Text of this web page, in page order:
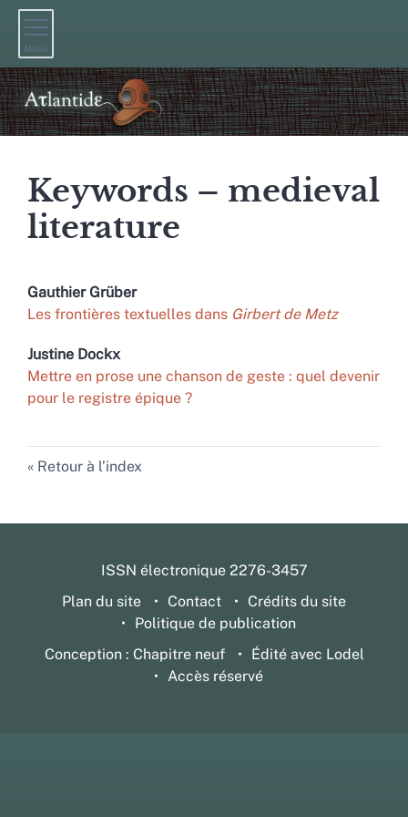
Menu
Keywords – medieval
literature
Gauthier Grüber
Les frontières textuelles dans Girbert de Metz
Justine Dockx
Mettre en prose une chanson de geste : quel devenir
pour le registre épique ?
Retour à l’index
ISSN électronique 2276-3457
Plan du site
Contact
Crédits du site
Politique de publication
Conception : Chapitre neuf
Édité avec Lodel
Accès réservé